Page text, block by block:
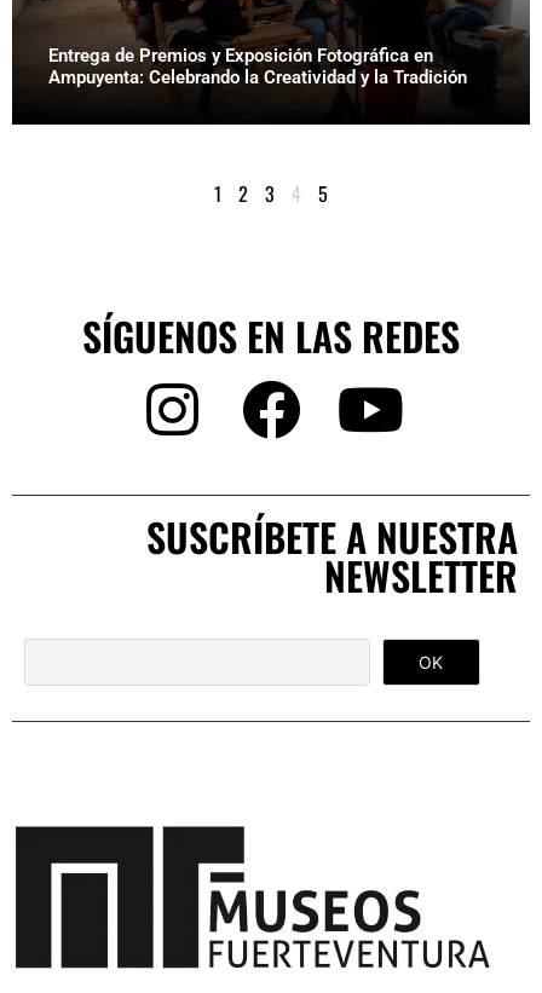
Entrega de Premios y Exposición Fotográfica en
Ampuyenta: Celebrando la Creatividad y la Tradición
1 2 3 4 5
SÍGUENOS EN LAS REDES
SUSCRÍBETE A NUESTRA
NEWSLETTER